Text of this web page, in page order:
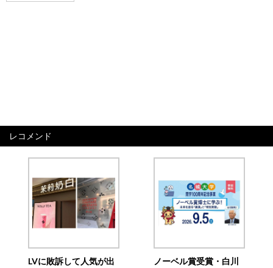
レコメンド
LVに敗訴して人気が出
ノーベル賞受賞・白川